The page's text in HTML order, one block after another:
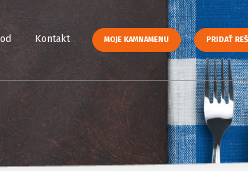
Kontakt MOJE KAMNAMENU PRIDAŤ